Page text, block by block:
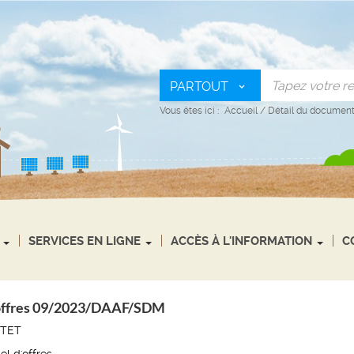
PARTOUT
Vous êtes ici : Accueil / Détail du document
SERVICES EN LIGNE ACCÈS À L'INFORMATION
09/2023/DAAF/SDM